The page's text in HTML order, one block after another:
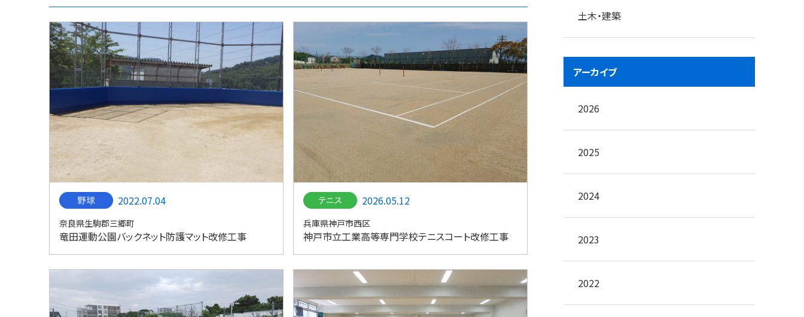
2022.07.04
奈良県生駒郡三郷町
竜田運動公園バックネット防護マット改修工事
2026.05.12
兵庫県神戸市西区
神戸市立工業高等専門学校テニスコート改修工事
土木・建築
アーカイブ
2026
2025
2024
2023
2022